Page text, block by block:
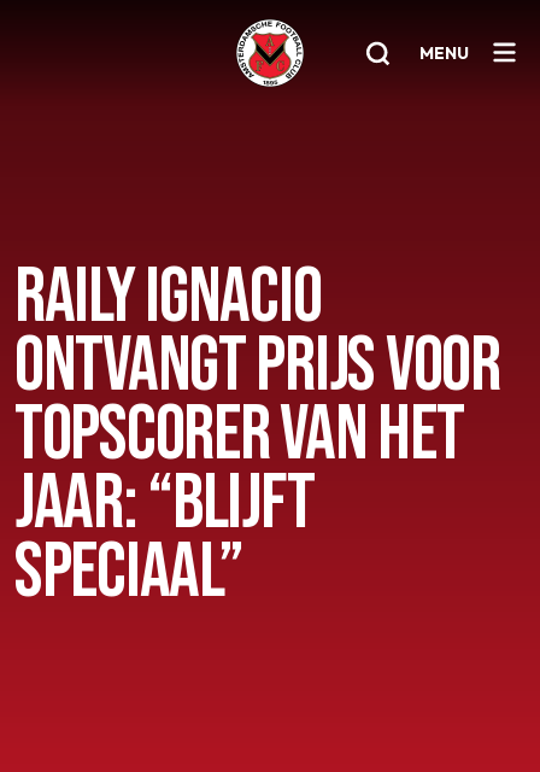
MENU
Teams
Jeugd
Senioren
Clubinfo
Nieuwsoverzicht
Sponsoring
RAILY IGNACIO
ONTVANGT PRIJS VOOR
TOPSCORER VAN HET
JAAR: “BLIJFT
SPECIAAL”